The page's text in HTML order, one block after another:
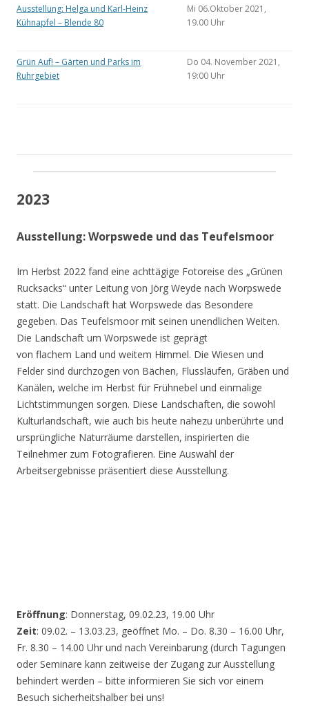
Ausstellung: Helga und Karl-Heinz
Kühnapfel – Blende 80
Mi 06.Oktober 2021,
19.00 Uhr
Grün Auf! – Gärten und Parks im
Ruhrgebiet
Do 04. November 2021,
19:00 Uhr
2023
Ausstellung: Worpswede und das Teufelsmoor
Im Herbst 2022 fand eine achttägige Fotoreise des „Grünen
Rucksacks“ unter Leitung von Jörg Weyde nach Worpswede
statt. Die Landschaft hat Worpswede das Besondere
gegeben. Das Teufelsmoor mit seinen unendlichen Weiten.
Die Landschaft um Worpswede ist geprägt
von flachem Land und weitem Himmel. Die Wiesen und
Felder sind durchzogen von Bächen, Flussläufen, Gräben und
Kanälen, welche im Herbst für Frühnebel und einmalige
Lichtstimmungen sorgen. Diese Landschaften, die sowohl
Kulturlandschaft, wie auch bis heute nahezu unberührte und
ursprüngliche Naturräume darstellen, inspirierten die
Teilnehmer zum Fotografieren. Eine Auswahl der
Arbeitsergebnisse präsentiert diese Ausstellung.
Eröffnung: Donnerstag, 09.02.23, 19.00 Uhr
Zeit: 09.02. – 13.03.23, geöffnet Mo. – Do. 8.30 – 16.00 Uhr,
Fr. 8.30 – 14.00 Uhr und nach Vereinbarung (durch Tagungen
oder Seminare kann zeitweise der Zugang zur Ausstellung
behindert werden – bitte informieren Sie sich vor einem
Besuch sicherheitshalber bei uns!